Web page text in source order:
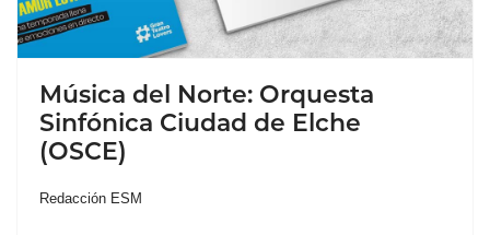
Música del Norte: Orquesta
Sinfónica Ciudad de Elche
(OSCE)
Redacción ESM